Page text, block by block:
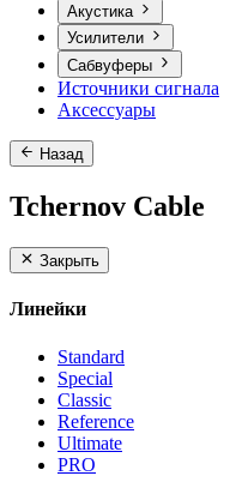
Акустика
Усилители
Сабвуферы
Источники сигнала
Аксессуары
Назад
Tchernov Cable
Закрыть
Линейки
Standard
Special
Classic
Reference
Ultimate
PRO